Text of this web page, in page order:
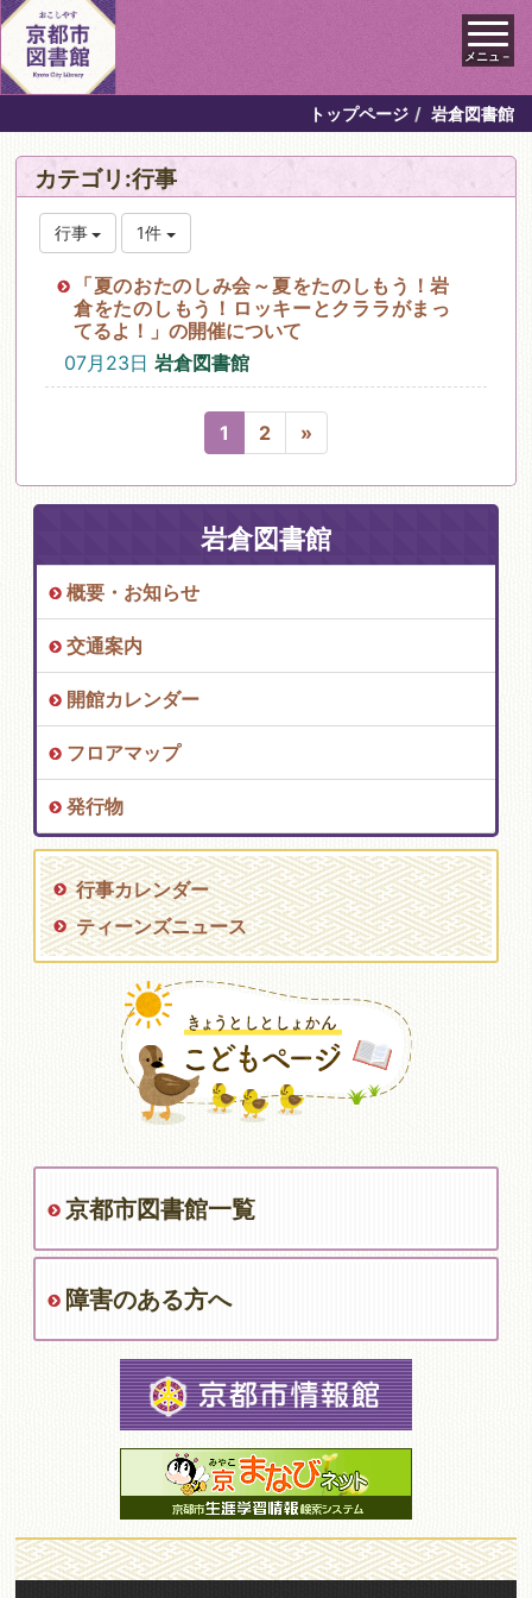
メニュ－
トップページ 岩倉図書館
カテゴリ:行事
行事 1件
「夏のおたのしみ会～夏をたのしもう！岩
倉をたのしもう！ロッキーとクララがまっ
てるよ！」の開催について
07月23日 岩倉図書館
1 2 »
岩倉図書館
概要・お知らせ
交通案内
開館カレンダー
フロアマップ
発行物
行事カレンダー
ティーンズニュース
京都市図書館一覧
障害のある方へ